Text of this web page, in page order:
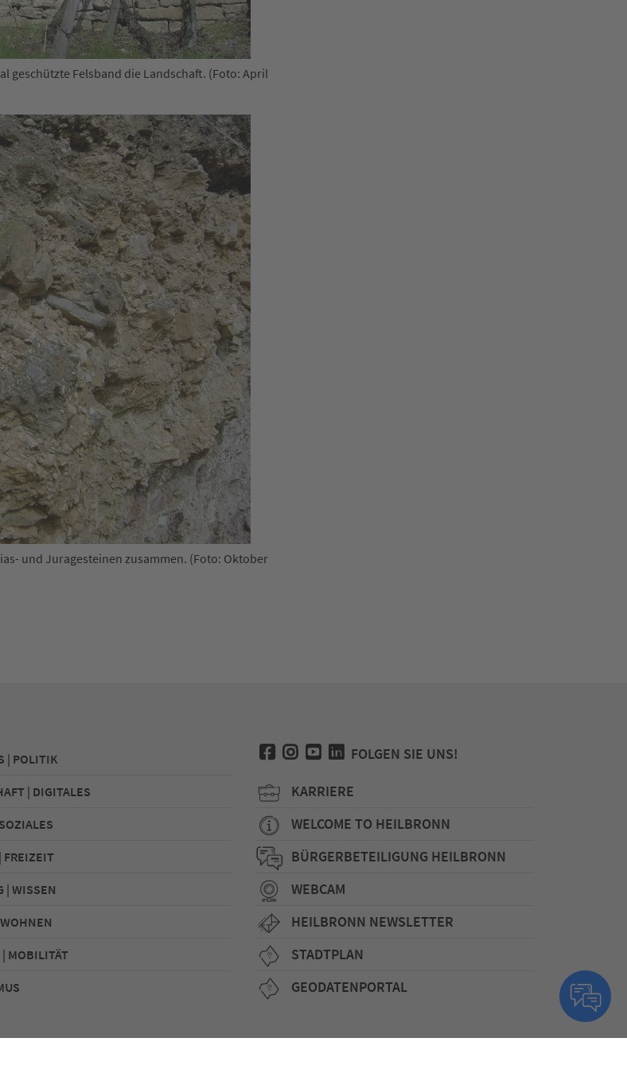
geschützte Felsband die Landschaft. (Foto: April
und Juragesteinen zusammen. (Foto: Oktober
| POLITIK
| DIGITALES
FREIZEIT
| WISSEN
| MOBILITÄT
FOLGEN SIE UNS!
KARRIERE
WELCOME TO HEILBRONN
BÜRGERBETEILIGUNG HEILBRONN
WEBCAM
HEILBRONN NEWSLETTER
STADTPLAN
GEODATENPORTAL